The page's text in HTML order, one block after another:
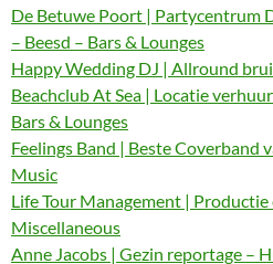
De Betuwe Poort | Partycentrum
– Beesd – Bars & Lounges
Happy Wedding DJ | Allround
Beachclub At Sea | Locatie
Bars & Lounges
Feelings Band | Beste Coverband
Music
Life Tour Management |
Miscellaneous
Anne Jacobs | Gezin reportage –